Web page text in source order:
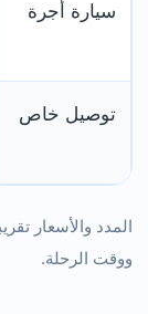
سيارة أجرة
توصيل خاص
المدد والأسعار
ووقت الرحلة.